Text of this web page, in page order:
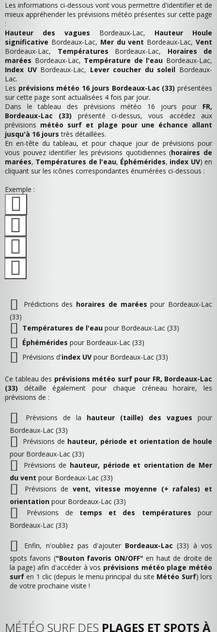
Les informations ci-dessous vont vous permettre d'identifier et de
mieux appréhender les prévisions météo présentes sur cette page
:
Hauteur des vagues Bordeaux-Lac, Hauteur Houle
significative Bordeaux-Lac, Mer du vent Bordeaux-Lac,Vent
Bordeaux-Lac, Températures Bordeaux-Lac, Horaires de
marées Bordeaux-Lac, Température de l'eau Bordeaux-Lac,
Index UVBordeaux-Lac, Lever coucher du soleil Bordeaux-
Lac.
Les prévisions météo 16 jours Bordeaux-Lac (33) présentées
sur cette page sont actualisées 4 fois par jour.
Dans le tableau des prévisions météo 16 jours pour FR,
Bordeaux-Lac (33) présenté ci-dessus, vous accédez aux
prévisions météo surf et plage pour une échance allant
jusqu'à 16 jours très détaillées.
En en-tête du tableau, et pour chaque jour de prévisions pour
vous pouvez identifier les prévisions quotidiennes (horaires de
marées, Températures de l'eau, Éphémérides, index UV) en
cliquant sur les icônes correspondantes énumérées ci-dessous :
Exemple :
Prédictions des horaires de marées pour Bordeaux-Lac
(33)
Températures de l'eau pour Bordeaux-Lac (33)
Éphémérides pour Bordeaux-Lac (33)
Prévisions d'index UV pour Bordeaux-Lac (33)
Ce tableau des prévisions météo surf pour FR, Bordeaux-Lac
(33) détaille également pour chaque créneau horaire, les
prévisions de :
Prévisions de la hauteur (taille) des vagues pour
Bordeaux-Lac (33)
Prévisions de hauteur, période et orientation de houle
pour Bordeaux-Lac (33)
Prévisions de hauteur, période et orientation de Mer
du vent pour Bordeaux-Lac (33)
Prévisions de vent, vitesse moyenne (+ rafales) et
orientation pour Bordeaux-Lac (33)
Prévisions de temps et des températures pour
Bordeaux-Lac (33)
Enfin, n'oubliez pas d'ajouter Bordeaux-Lac (33) à vos
spots favoris ("Bouton favoris ON/OFF" en haut de droite de
la page) afin d'accéder à vos prévisions météo plage météo
surf en 1 clic (depuis le menu principal du site Météo Surf) lors
de votre prochaine visite !
MÉTÉO SURF DES PLAGES ET SPOTS À